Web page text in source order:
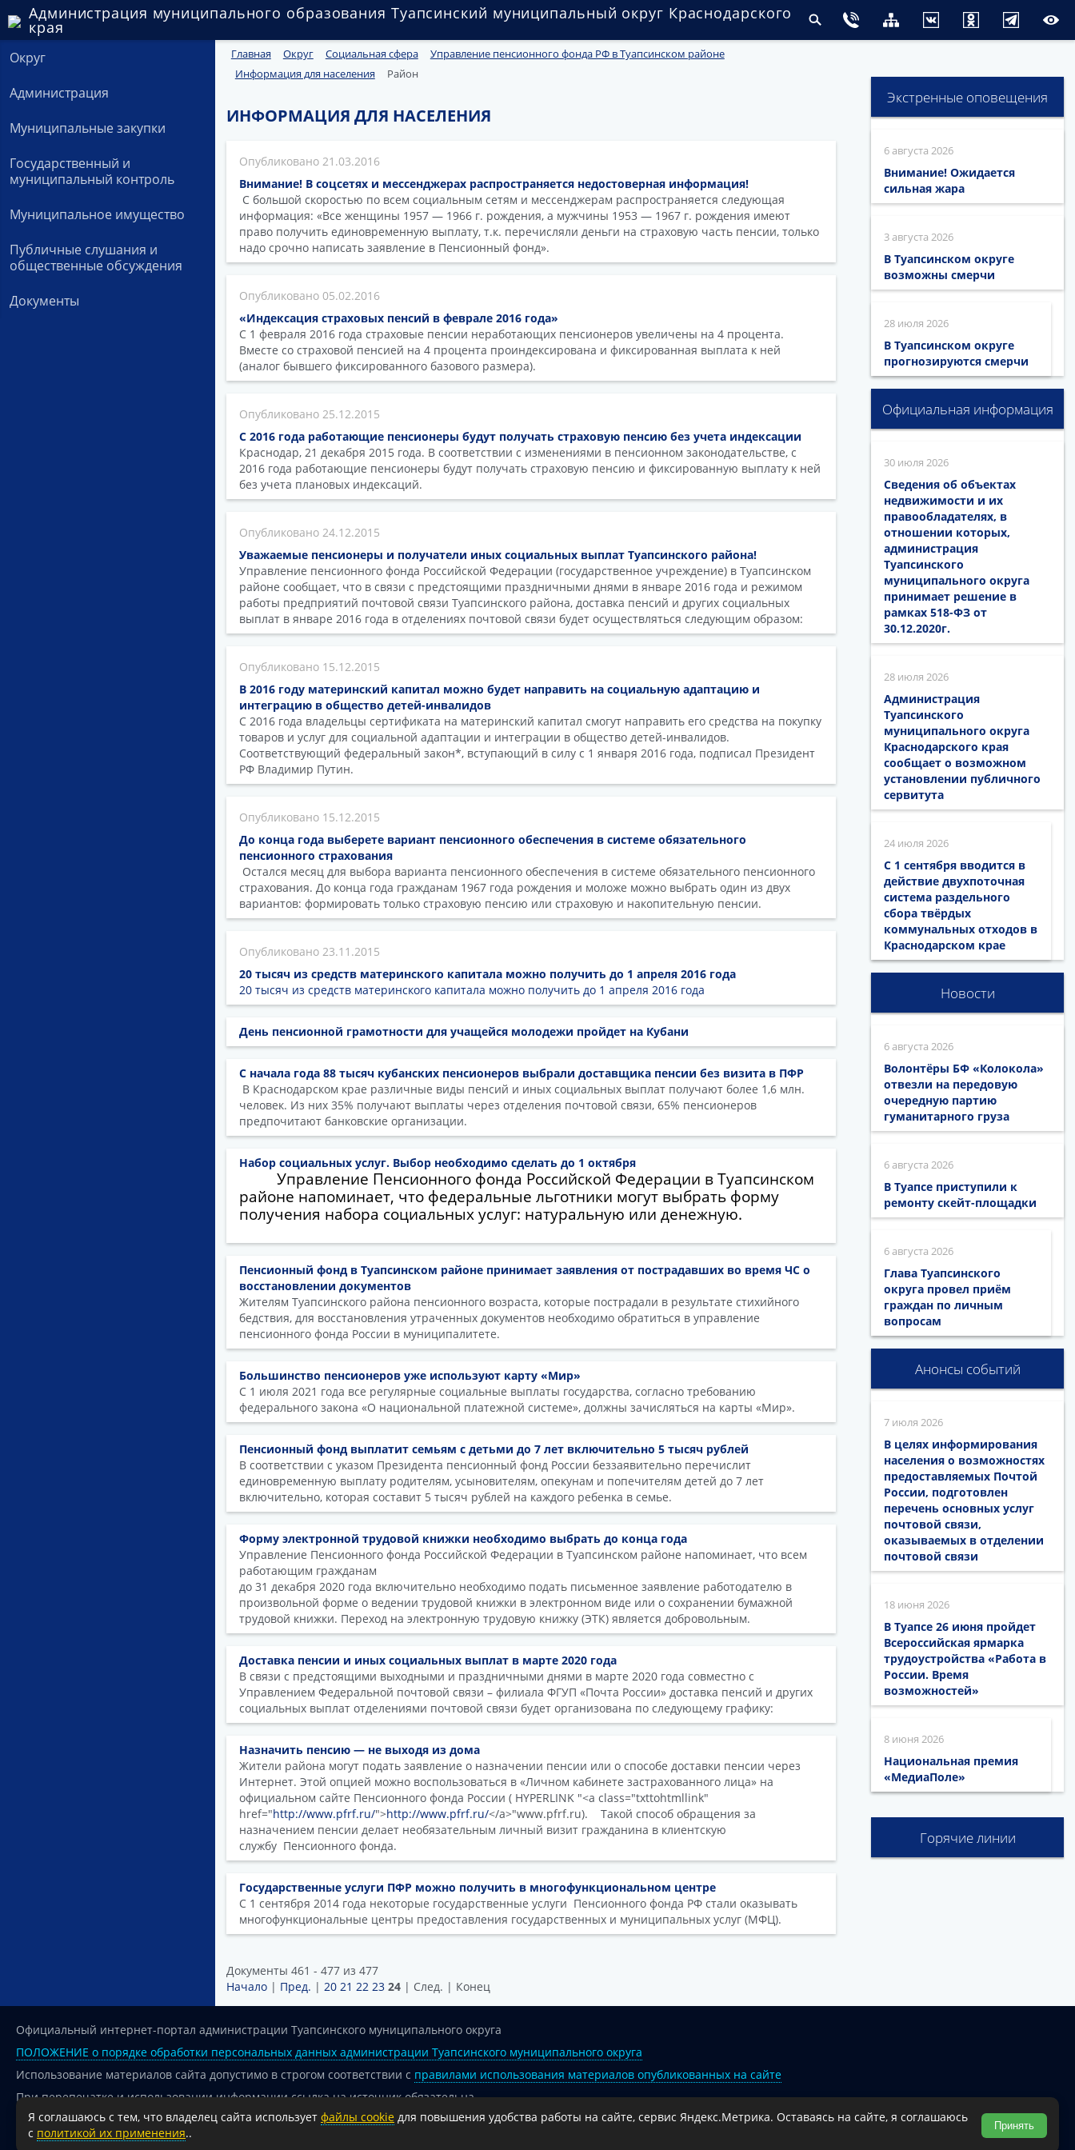
Администрация муниципального образования Туапсинский муниципальный округ Краснодарского
края
Округ
Администрация
Муниципальные закупки
Государственный и
муниципальный контроль
Муниципальное имущество
Публичные слушания и
общественные обсуждения
Документы
Главная Округ Социальная сфера
Управление пенсионного фонда РФ в Туапсинском районе
Информация для населения
Район
ИНФОРМАЦИЯ ДЛЯ НАСЕЛЕНИЯ
21.03.2016
Внимание! В соцсетях и мессенджерах распространяется недостоверная информация!
С большой скоростью по всем социальным сетям и мессенджерам распространяется следующая
информация: «Все женщины 1957 — 1966 г. рождения, а мужчины 1953 — 1967 г. рождения имеют
право получить единовременную выплату, т.к. перечисляли деньги на страховую часть пенсии, только
надо срочно написать заявление в Пенсионный фонд».
05.02.2016
«Индексация страховых пенсий в феврале 2016 года»
С 1 февраля 2016 года страховые пенсии неработающих пенсионеров увеличены на 4 процента.
Вместе со страховой пенсией на 4 процента проиндексирована и фиксированная выплата к ней
(аналог бывшего фиксированного базового размера).
25.12.2015
С 2016 года работающие пенсионеры будут получать страховую пенсию без учета индексации
Краснодар, 21 декабря 2015 года. В соответствии с изменениями в пенсионном законодательстве, с
2016 года работающие пенсионеры будут получать страховую пенсию и фиксированную выплату к ней
без учета плановых индексаций.
24.12.2015
Уважаемые пенсионеры и получатели иных социальных выплат Туапсинского района!
Управление пенсионного фонда Российской Федерации (государственное учреждение) в Туапсинском
районе сообщает, что в связи с предстоящими праздничными днями в январе 2016 года и режимом
работы предприятий почтовой связи Туапсинского района, доставка пенсий и других социальных
выплат в январе 2016 года в отделениях почтовой связи будет осуществляться следующим образом:
15.12.2015
В 2016 году материнский капитал можно будет направить на социальную адаптацию и
интеграцию в общество детей-инвалидов
С 2016 года владельцы сертификата на материнский капитал смогут направить его средства на покупку
товаров и услуг для социальной адаптации и интеграции в общество детей-инвалидов.
Соответствующий федеральный закон*, вступающий в силу с 1 января 2016 года, подписал Президент
РФ Владимир Путин.
15.12.2015
До конца года выберете вариант пенсионного обеспечения в системе обязательного
пенсионного страхования
Остался месяц для выбора варианта пенсионного обеспечения в системе обязательного пенсионного
страхования. До конца года гражданам 1967 года рождения и моложе можно выбрать один из двух
вариантов: формировать только страховую пенсию или страховую и накопительную пенсии.
23.11.2015
20 тысяч из средств материнского капитала можно получить до 1 апреля 2016 года
20 тысяч из средств материнского капитала можно получить до 1 апреля 2016 года
День пенсионной грамотности для учащейся молодежи пройдет на Кубани
С начала года 88 тысяч кубанских пенсионеров выбрали доставщика пенсии без визита в ПФР
В Краснодарском крае различные виды пенсий и иных социальных выплат получают более 1,6 млн.
человек. Из них 35% получают выплаты через отделения почтовой связи, 65% пенсионеров
предпочитают банковские организации.
Набор социальных услуг. Выбор необходимо сделать до 1 октября
Управление Пенсионного фонда Российской Федерации в Туапсинском
районе напоминает, что федеральные льготники могут выбрать форму
получения набора социальных услуг: натуральную или денежную.
Пенсионный фонд в Туапсинском районе принимает заявления от пострадавших во время ЧС о
восстановлении документов
Жителям Туапсинского района пенсионного возраста, которые пострадали в результате стихийного
бедствия, для восстановления утраченных документов необходимо обратиться в управление
пенсионного фонда России в муниципалитете.
Большинство пенсионеров уже используют карту «Мир»
С 1 июля 2021 года все регулярные социальные выплаты государства, согласно требованию
федерального закона «О национальной платежной системе», должны зачисляться на карты «Мир».
Пенсионный фонд выплатит семьям с детьми до 7 лет включительно 5 тысяч рублей
В соответствии с указом Президента пенсионный фонд России беззаявительно перечислит
единовременную выплату родителям, усыновителям, опекунам и попечителям детей до 7 лет
включительно, которая составит 5 тысяч рублей на каждого ребенка в семье.
Форму электронной трудовой книжки необходимо выбрать до конца года
Управление Пенсионного фонда Российской Федерации в Туапсинском районе напоминает, что всем
работающим гражданам
до 31 декабря 2020 года включительно необходимо подать письменное заявление работодателю в
произвольной форме о ведении трудовой книжки в электронном виде или о сохранении бумажной
трудовой книжки. Переход на электронную трудовую книжку (ЭТК) является добровольным.
Доставка пенсии и иных социальных выплат в марте 2020 года
В связи с предстоящими выходными и праздничными днями в марте 2020 года совместно с
Управлением Федеральной почтовой связи – филиала ФГУП «Почта России» доставка пенсий и других
социальных выплат отделениями почтовой связи будет организована по следующему графику:
Назначить пенсию — не выходя из дома
Жители района могут подать заявление о назначении пенсии или о способе доставки пенсии через
Интернет. Этой опцией можно воспользоваться в «Личном кабинете застрахованного лица» на
официальном сайте Пенсионного фонда России ( HYPERLINK "<a class="txttohtmllink"
href="http://www.pfrf.ru/">http://www.pfrf.ru/</a>"www.pfrf.ru). Такой способ обращения за
назначением пенсии делает необязательным личный визит гражданина в клиентскую
службу Пенсионного фонда.
Государственные услуги ПФР можно получить в многофункциональном центре
С 1 сентября 2014 года некоторые государственные услуги Пенсионного фонда РФ стали оказывать
многофункциональные центры предоставления государственных и муниципальных услуг (МФЦ).
Документы 461 - 477 из 477
Начало| Пред. | 20 21 22 23 24| След. | Конец
Экстренные оповещения
6 августа 2026
Внимание! Ожидается
сильная жара
3 августа 2026
В Туапсинском округе
возможны смерчи
28 июля 2026
В Туапсинском округе
прогнозируются смерчи
Официальная информация
30 июля 2026
Сведения об объектах
недвижимости и их
правообладателях, в
отношении которых,
администрация
Туапсинского
муниципального округа
принимает решение в
рамках 518-ФЗ от
30.12.2020г.
28 июля 2026
Администрация
Туапсинского
муниципального округа
Краснодарского края
сообщает о возможном
установлении публичного
сервитута
24 июля 2026
С 1 сентября вводится в
действие двухпоточная
система раздельного
сбора твёрдых
коммунальных отходов в
Краснодарском крае
Новости
6 августа 2026
Волонтёры БФ «Колокола»
отвезли на передовую
очередную партию
гуманитарного груза
6 августа 2026
В Туапсе приступили к
ремонту скейт-площадки
6 августа 2026
Глава Туапсинского
округа провел приём
граждан по личным
вопросам
Анонсы событий
7 июля 2026
В целях информирования
населения о возможностях
предоставляемых Почтой
России, подготовлен
перечень основных услуг
почтовой связи,
оказываемых в отделении
почтовой связи
18 июня 2026
В Туапсе 26 июня пройдет
Всероссийская ярмарка
трудоустройства «Работа в
России. Время
возможностей»
8 июня 2026
Национальная премия
«МедиаПоле»
Горячие линии
Официальный интернет-портал администрации Туапсинского муниципального округа
ПОЛОЖЕНИЕ о порядке обработки персональных данных администрации Туапсинского муниципального округа
Использование материалов сайта допустимо в строгом соответствии с правилами использования материалов опубликованных на сайте
При перепечатке и использовании информации ссылка на источник обязательна.
Для сайтов и страниц сети Интернет обязательна активная гиперссылка на официальный интернет-портал администрации Туапсинского муниципального округа.
18+
Я соглашаюсь с тем, что владелец сайта использует файлы cookie для повышения удобства работы на сайте, сервис Яндекс.Метрика. Оставаясь на сайте, я соглашаюсь
с политикой их применения.. Принять